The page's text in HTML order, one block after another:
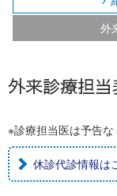
外
外来診療担当
※診療担当医は予告な
休診代診情報は